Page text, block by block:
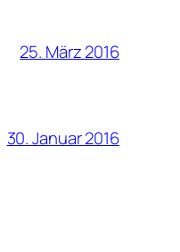
25. März 2016
30. Januar 2016